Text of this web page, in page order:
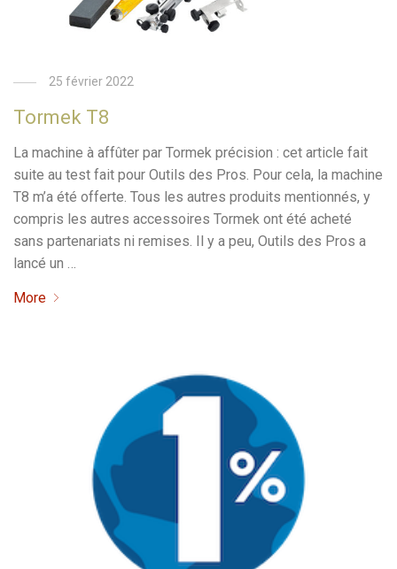
25 février 2022
Tormek T8
La machine à affûter par Tormek précision : cet article fait
suite au test fait pour Outils des Pros. Pour cela, la machine
T8 m’a été offerte. Tous les autres produits mentionnés, y
compris les autres accessoires Tormek ont été acheté
sans partenariats ni remises. Il y a peu, Outils des Pros a
lancé un …
More